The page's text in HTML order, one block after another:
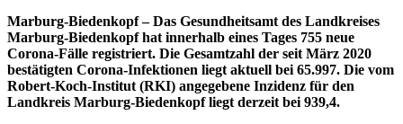
Marburg-Biedenkopf – Das Gesundheitsamt des Landkreises
Marburg-Biedenkopf hat innerhalb eines Tages 755 neue
Corona-Fälle registriert. Die Gesamtzahl der seit März 2020
bestätigten Corona-Infektionen liegt aktuell bei 65.997. Die vom
Robert-Koch-Institut (RKI) angegebene Inzidenz für den
Landkreis Marburg-Biedenkopf liegt derzeit bei 939,4.